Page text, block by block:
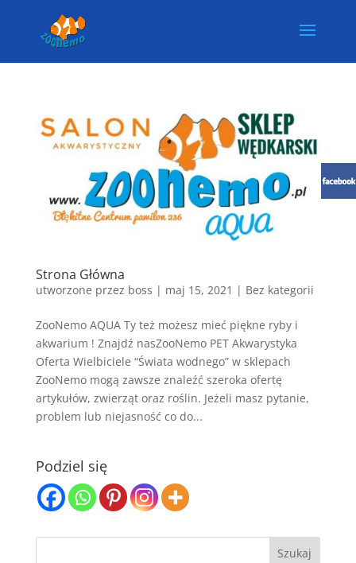
Strona Główna
utworzone przez boss | maj 15, 2021 | Bez kategorii
ZooNemo AQUA Ty też możesz mieć piękne ryby i
akwarium ! Znajdź nasZooNemo PET Akwarystyka
Oferta Wielbiciele “Świata wodnego” w sklepach
ZooNemo mogą zawsze znaleźć szeroka ofertę
artykułów, zwierząt oraz roślin. Jeżeli masz pytanie,
problem lub niejasność co do...
Podziel się